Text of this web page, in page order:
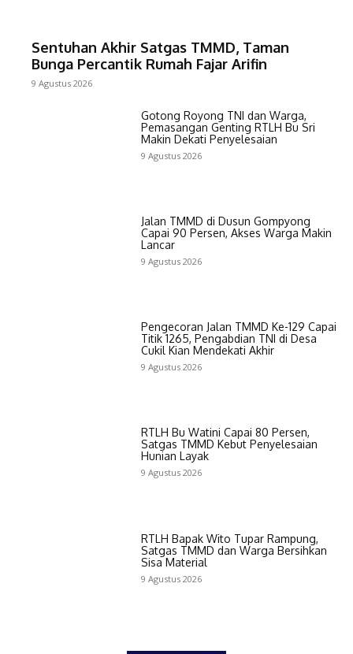
Sentuhan Akhir Satgas TMMD, Taman
Bunga Percantik Rumah Fajar Arifin
9 Agustus 2026
Gotong Royong TNI dan Warga,
Pemasangan Genting RTLH Bu Sri
Makin Dekati Penyelesaian
9 Agustus 2026
Jalan TMMD di Dusun Gompyong
Capai 90 Persen, Akses Warga Makin
Lancar
9 Agustus 2026
Pengecoran Jalan TMMD Ke-129 Capai
Titik 1265, Pengabdian TNI di Desa
Cukil Kian Mendekati Akhir
9 Agustus 2026
RTLH Bu Watini Capai 80 Persen,
Satgas TMMD Kebut Penyelesaian
Hunian Layak
9 Agustus 2026
RTLH Bapak Wito Tupar Rampung,
Satgas TMMD dan Warga Bersihkan
Sisa Material
9 Agustus 2026